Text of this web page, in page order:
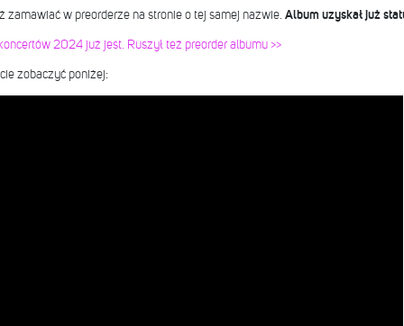
zamawiać w preorderze na stronie o tej samej nazwie. Album uzyskał już
2024 już jest. Ruszył też preorder albumu >>
zobaczyć poniżej: